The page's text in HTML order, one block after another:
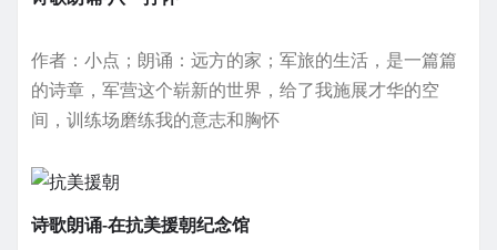
作者：小点；朗诵：远方的家；军旅的生活，是一篇篇
的诗章，军营这个崭新的世界，给了我施展才华的空
间，训练场磨练我的意志和胸怀
诗歌朗诵-在抗美援朝纪念馆